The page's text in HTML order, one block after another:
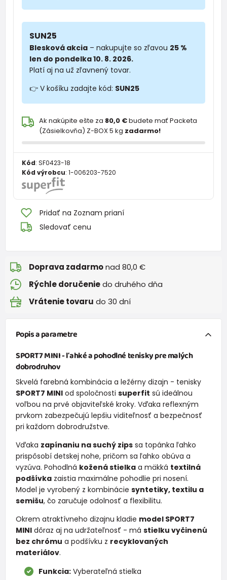
SUN25
Blesková akcia – nakupujte so zľavou 25 %
len do pondelka 10. 8. 2026.
Platí aj na už zľavnený tovar.
👉 V košíku zadajte kód: SUN25
Ak nakúpite ešte za 80,0 €budete mať Packeta
(Zásielkovňa) Z-BOX 5 kg zadarmo!
Kód: SF0423-18
Kód výrobcu: 1-006203-7520
Pridať na Zoznam prianí
Sledovať cenu
Doprava zadarmonad 80,0 €
Rýchle doručeniedo druhého dňa
Vrátenie tovaru do 30 dní
Popis a parametre
SPORT7 MINI - ľahké a pohodlné tenisky pre malých
dobrodruhov
Skvelá farebná kombinácia a ležérny dizajn - tenisky
SPORT7 MINIod spoločnosti superfit sú ideálnou
voľbou na prvé objaviteľské kroky. Vďaka reflexným
prvkom zabezpečujú lepšiu viditeľnosť a bezpečnosť
pri každom dobrodružstve.
Vďaka zapínaniu na suchý zipssa topánka ľahko
prispôsobí detskej nohe, pričom sa ľahko obúva a
vyzúva. Pohodlná kožená stielkaa mäkká textilná
podšívkazaistia maximálne pohodlie pri nosení.
Model je vyrobený z kombinácie syntetiky, textilu a
semišu, čo zaručuje odolnosť a flexibilitu.
Okrem atraktívneho dizajnu kladie model SPORT7
MINIdôraz aj na udržateľnosť - má stielku vyčinenú
bez chrómu a podšívku z recyklovaných
materiálov.
Funkcia: Vyberateľná stielka